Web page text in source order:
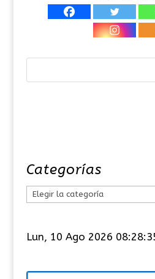
Categorías
e
Lun, 10 Ago 2026